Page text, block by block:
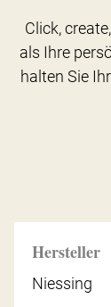
Hersteller
Niessing
Click,
als Ihre
halten Sie